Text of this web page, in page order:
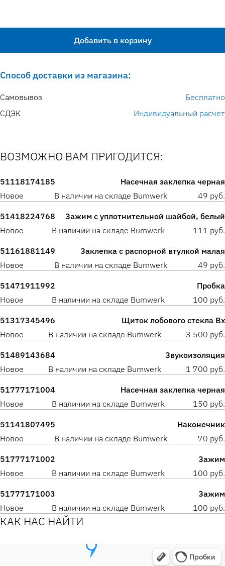
Добавить в корзину
Способ доставки из магазина:
Самовывоз
Бесплатно
СДЭК
Индивидуальный расчет
ВОЗМОЖНО ВАМ ПРИГОДИТСЯ:
51118174185
Насечная заклепка черная
Новое
В наличии на складе Bumwerk 49 руб.
51418224768
Зажим с уплотнительной шайбой, белый
Новое
В наличии на складе Bumwerk 111 руб.
51161881149
Заклепка с распорной втулкой малая
Новое
В наличии на складе Bumwerk 49 руб.
51471911992
Пробка
Новое
В наличии на складе Bumwerk 100 руб.
51317345496
Щиток лобового стекла Вх
Новое
В наличии на складе Bumwerk 3 500 руб.
51489143684
Звукоизоляция
Новое
В наличии на складе Bumwerk 1 700 руб.
51777171004
Насечная заклепка черная
Новое
В наличии на складе Bumwerk 150 руб.
51141807495
Наконечник
Новое
В наличии на складе Bumwerk 70 руб.
51777171002
Зажим
Новое
В наличии на складе Bumwerk 100 руб.
51777171003
Зажим
Новое
В наличии на складе Bumwerk 100 руб.
КАК НАС НАЙТИ